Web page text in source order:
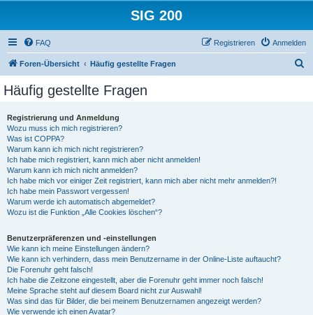
SIG 200
FAQ Anmelden
Registrieren
Foren-Übersicht Häufig gestellte Fragen
Häufig gestellte Fragen
Registrierung und Anmeldung
Wozu muss ich mich registrieren?
Was ist COPPA?
Warum kann ich mich nicht registrieren?
Ich habe mich registriert, kann mich aber nicht anmelden!
Warum kann ich mich nicht anmelden?
Ich habe mich vor einiger Zeit registriert, kann mich aber nicht mehr anmelden?!
Ich habe mein Passwort vergessen!
Warum werde ich automatisch abgemeldet?
Wozu ist die Funktion „Alle Cookies löschen“?
Benutzerpräferenzen und -einstellungen
Wie kann ich meine Einstellungen ändern?
Wie kann ich verhindern, dass mein Benutzername in der Online-Liste auftaucht?
Die Forenuhr geht falsch!
Ich habe die Zeitzone eingestellt, aber die Forenuhr geht immer noch falsch!
Meine Sprache steht auf diesem Board nicht zur Auswahl!
Was sind das für Bilder, die bei meinem Benutzernamen angezeigt werden?
Wie verwende ich einen Avatar?